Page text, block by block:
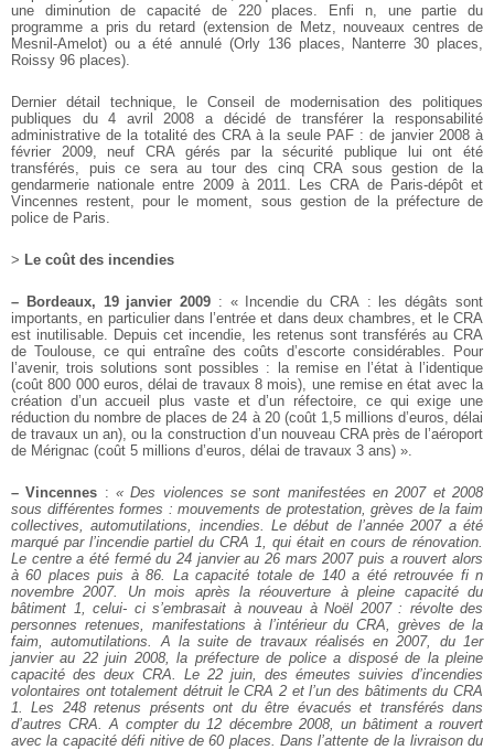
une diminution de capacité de220 places. Enfi n, une partie du
programme a pris du retard (extension de Metz, nouveaux centres de
Mesnil-Amelot) oua été annulé (Orly 136 places, Nanterre 30 places,
Roissy 96 places).
Dernier détail technique, le Conseil de modernisation des politiques
publiques du 4 avril 2008 a décidé de transférerla responsabilité
administrative de la totalité des CRA à la seule PAF : de janvier 2008 à
février 2009, neuf CRA gérés par la sécurité publique lui ont été
transférés, puis ce sera au tour des cinq CRA sous gestion de la
gendarmerie nationale entre 2009 à 2011. Les CRA de Paris-dépôt et
Vincennes restent,
pour le moment, sous gestion de la préfecture de
police de Paris.
> Le coût des incendies
– Bordeaux, 19 janvier 2009 : « Incendie du CRA : les dégâts sont
importants, en particulier dans l’entrée et dans deux chambres, et le CRA
est inutilisable. Depuis cet incendie, les retenus sont transférés au CRA
de Toulouse, ce qui entraîne des coûts d’escorte considérables.
Pour
l’avenir, trois solutions sont possibles : la remise en l’étatà l’identique
(coût 800 000 euros, délai de travaux 8 mois), uneremise en état avec la
création d’un accueil plus vaste et d’un réfectoire, ce qui exige une
réduction du nombre de places de 24 à 20 (coût 1,5 millions d’euros, délai
de travaux un an), ou la construction d’un nouveau CRA près de l’aéroport
de Mérignac (coût 5 millions d’euros, délai de travaux 3 ans) ».
– Vincennes :« Des violences se sont manifestées en 2007 et 2008
sous différentes formes : mouvements de protestation, grèves de la faim
collectives, automutilations, incendies. Le début del’année 2007 a été
marqué par l’incendie partiel du CRA 1, qui était en cours de rénovation.
Le centre a été fermé du 24 janvierau 26 mars 2007 puis a rouvert alors
à 60 places puis à 86. Lacapacité totale de 140 a été retrouvée fi n
novembre 2007. Unmois après la réouverture à pleine capacité du
bâtiment 1, celui- ci s’embrasait à nouveau à Noël 2007 : révolte des
personnes retenues, manifestations à l’intérieur du CRA, grèves de la
faim, automutilations. A la suite de travaux réalisés en 2007, du1er
janvier au 22 juin 2008, la préfecture de police a disposé de la pleine
capacité des deux CRA. Le 22 juin, des émeutes suivies d’incendies
volontaires ont totalement détruit le CRA 2 etl’un des bâtiments du CRA
1. Les 248 retenus présents ont duêtre évacués et transférés dans
d’autres CRA. A compter du 12 décembre 2008, un bâtiment a rouvert
avec la capacité défi nitivede 60 places. Dans l’attente de la livraison du